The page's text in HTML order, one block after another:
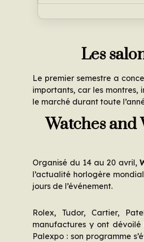
Les
Le premier semestre a
importants, car les
le marché durant toute
Watches and
Organisé du 14 au 20 avril,
l’actualité horlogère
jours de l’événement.
Rolex, Tudor, Cartier,
manufactures y ont dévoilé
Palexpo : son programme